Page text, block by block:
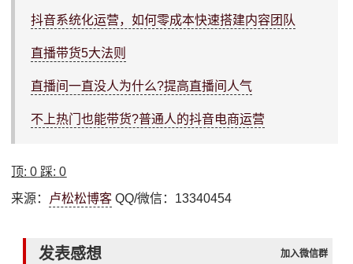
抖音系统化运营，如何零成本快速搭建内容团队
直播带货5大法则
直播间一直没人为什么?提高直播间人气
不上热门也能带货?普通人的抖音电商运营
顶:0 踩:0
来源： 卢松松博客 QQ/微信：13340454
发表感想 加入微信群